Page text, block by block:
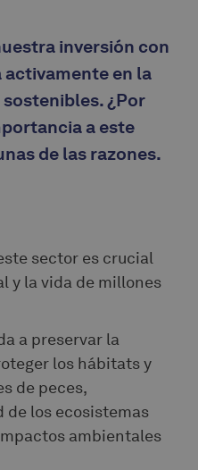
inversión con
en la
¿Por
a este
de las razones.
sector es crucial
y la vida de millones
a preservar la
los hábitats y
de peces,
de los ecosistemas
ambientales